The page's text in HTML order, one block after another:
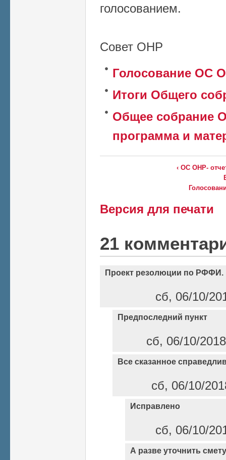
голосованием.
Совет ОНР
Голосование ОС
Итоги Общего
Общее собрание
программа и
‹ ОС ОНР-
Версия для печати
21
Проект резолюции по РФФИ.
сб, 06/10/
Предпоследний пункт
сб, 06/10/
Все сказанное
сб, 06/10/
Исправлено
сб, 06/10/
А разве уточнить